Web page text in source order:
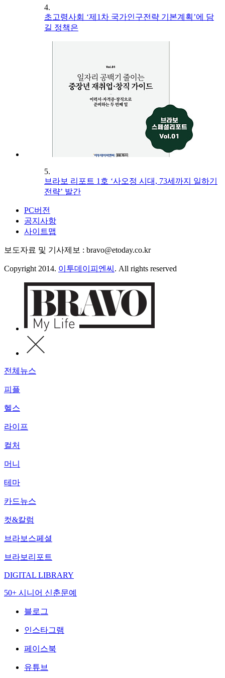
4.
초고령사회 ‘제1차 국가인구전략 기본계획’에 담
길 정책은
5.
브라보 리포트 1호 ‘사오정 시대, 73세까지 일하기
전략’ 발간
PC버전
공지사항
사이트맵
보도자료 및 기사제보 : bravo@etoday.co.kr
Copyright 2014. 이투데이피엔씨 . All rights reserved
전체뉴스
피플
헬스
라이프
컬처
머니
테마
카드뉴스
컷&칼럼
브라보스페셜
브라보리포트
DIGITAL LIBRARY
50+ 시니어 신춘문예
블로그
인스타그램
페이스북
유튜브